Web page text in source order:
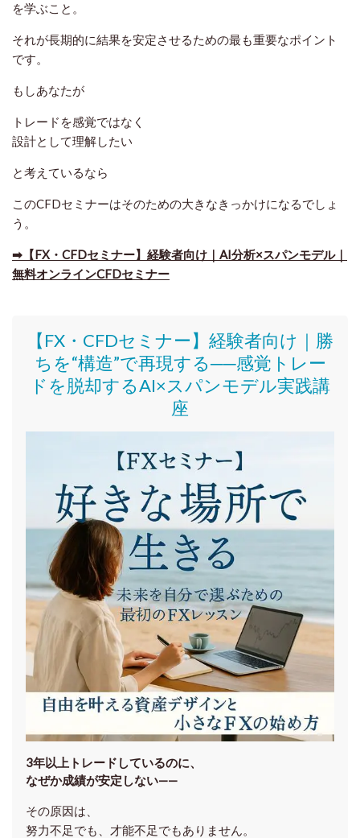
を学ぶこと。
それが長期的に結果を安定させるための最も重要なポイント
です。
もしあなたが
トレードを感覚ではなく
設計として理解したい
と考えているなら
このCFDセミナーはそのための大きなきっかけになるでしょ
う。
➡ 【FX・CFDセミナー】経験者向け｜AI分析×スパンモデル｜
無料オンラインCFDセミナー
【FX・CFDセミナー】 経験者向け｜ 勝
ちを“構造”で再現する──感覚トレー
ドを脱却するAI×スパンモデル実践講
座
3年以上トレードしているのに、
なぜか成績が安定しない——
その原因は、
努力不足でも、才能不足でもありません。